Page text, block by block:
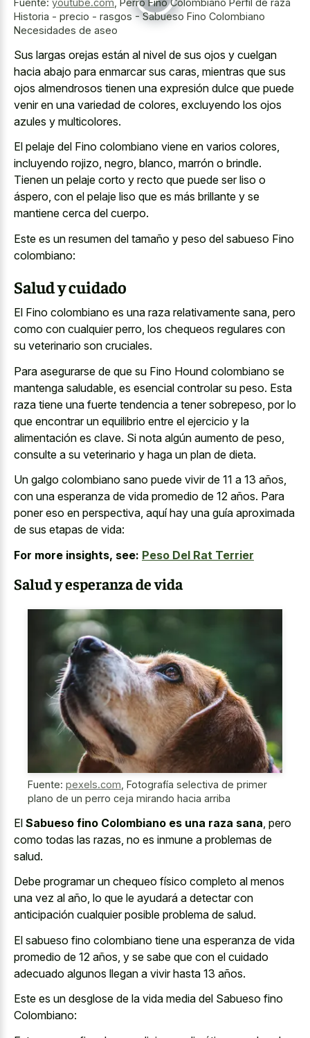
Fuente: youtube.com Perro Fino Colombiano Perfil de raza
Historia - precio - rasgos - Sabueso Fino Colombiano
Necesidades de aseo
Sus largas orejas están al nivel de sus ojos y cuelgan
hacia abajo para enmarcar sus caras, mientras que sus
ojos almendrosos tienen una expresión dulce que puede
venir en una variedad de colores, excluyendo los ojos
azules y multicolores.
El pelaje del Fino colombiano viene en varios colores,
incluyendo rojizo, negro, blanco, marrón o brindle.
Tienen un pelaje corto y recto que puede ser liso o
áspero, con el pelaje liso que es más brillante y se
mantiene cerca del cuerpo.
Este es un resumen del tamaño y peso del sabueso Fino
colombiano:
Salud y cuidado
El Fino colombiano es una raza relativamente sana, pero
como con cualquier perro, los chequeos regulares con
su veterinario son cruciales.
Para asegurarse de que su Fino Hound colombiano se
mantenga saludable, es esencial controlar su peso. Esta
raza tiene una fuerte tendencia a tener sobrepeso, por lo
que encontrar un equilibrio entre el ejercicio y la
alimentación es clave. Si nota algún aumento de peso,
consulte a su veterinario y haga un plan de dieta.
Un galgo colombiano sano puede vivir de 11 a 13 años,
con una esperanza de vida promedio de 12 años. Para
poner eso en perspectiva, aquí hay una guía aproximada
de sus etapas de vida:
For more insights, see: Peso Del Rat Terrier
Salud y esperanza de vida
Fuente: pexels.com Fotografía selectiva de primer
plano de un perro ceja mirando hacia arriba
El Sabueso fino Colombiano es una raza sana , pero
como todas las razas, no es inmune a problemas de
salud.
Debe programar un chequeo físico completo al menos
una vez al año, lo que le ayudará a detectar con
anticipación cualquier posible problema de salud.
El sabueso fino colombiano tiene una esperanza de vida
promedio de 12 años, y se sabe que con el cuidado
adecuado algunos llegan a vivir hasta 13 años.
Este es un desglose de la vida media del Sabueso fino
Colombiano: